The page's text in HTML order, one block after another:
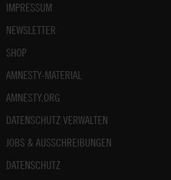
IMPRESSUM
NEWSLETTER
SHOP
AMNESTY-MATERIAL
AMNESTY.ORG
DATENSCHUTZ VERWALTEN
JOBS & AUSSCHREIBUNGEN
DATENSCHUTZ